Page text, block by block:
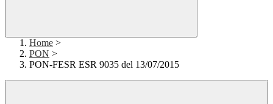
Home >
PON >
PON-FESR ESR 9035 del 13/07/2015